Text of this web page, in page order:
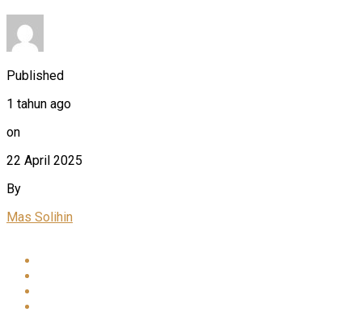
Published
1 tahun ago
on
22 April 2025
By
Mas Solihin